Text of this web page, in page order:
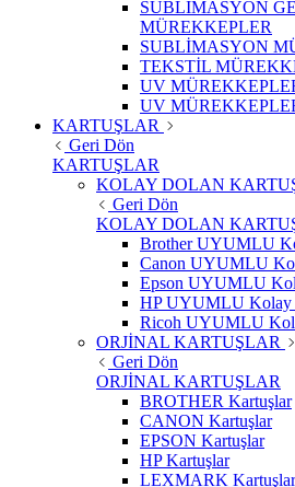
SUBLIMASYON
MÜREKKEPLER
SUBLİMASYON
TEKSTİL
UV
UV
KARTUŞLAR
Geri Dön
KARTUŞLAR
KOLAY DOLAN
Geri Dön
KOLAY DOLAN
Brother UYUMLU
Canon UYUMLU
Epson UYUMLU
HP UYUMLU Kolay
Ricoh UYUMLU
ORJİNAL KARTUŞLAR
Geri Dön
ORJİNAL KARTUŞLAR
BROTHER Kartuşlar
CANON Kartuşlar
EPSON Kartuşlar
HP Kartuşlar
LEXMARK Kartuşlar